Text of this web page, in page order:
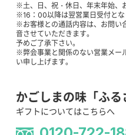
※土、日、祝・休日、年末年始、
※16：00以降は翌営業日受付とな
※お客様との通話内容は、お問い
音させていただきます。
予めご了承下さい。
※弊会事業と関係のない営業メー
い申し上げます。
かごしまの味「ふる
ギフトについてはこちらへ